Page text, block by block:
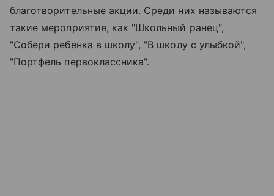
благотворительные акции. Среди них называются
такие мероприятия, как "Школьный ранец",
"Собери ребенка в школу", "В школу с улыбкой",
"Портфель первоклассника".